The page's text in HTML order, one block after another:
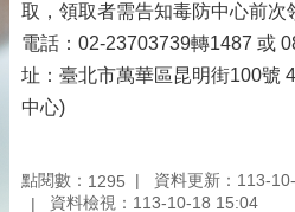
取，領取者需告知毒防中心前次
電話：02-23703739轉1487 或
址：臺北市萬華區昆明街100號
中心)
點閱數： 1295
資料更新：113-
資料檢視：113-10-18 15:04